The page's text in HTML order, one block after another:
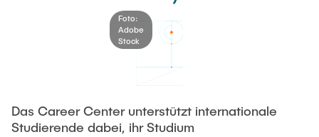
Foto:
Adobe
Stock
Das Career Center unterstützt internationale
Studierende dabei, ihr Studium